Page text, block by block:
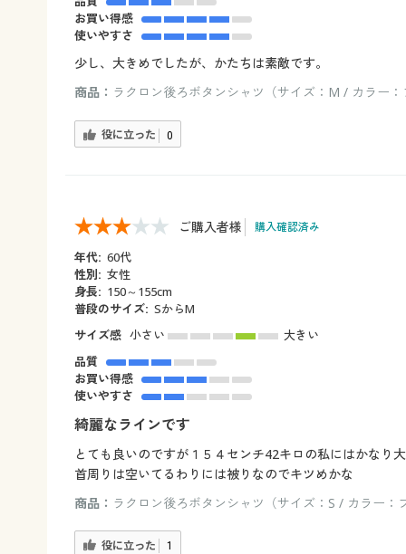
お買い得感
使いやすさ
少し、大きめでしたが、かたちは素敵です。
商品： ラクロン後ろボタンシャツ（サイズ：M / カラー：
役に立った 0
ご購入者様 購入確認済み
年代: 60代
性別: 女性
身長: 150～155cm
普段のサイズ: SからМ
サイズ感 小さい
大きい
品質
お買い得感
使いやすさ
綺麗なラインです
とても良いのですが１５４センチ42キロの私にはかなり
首周りは空いてるわりには被りなのでキツめかな
商品： ラクロン後ろボタンシャツ（サイズ：S / カラー：
役に立った 1